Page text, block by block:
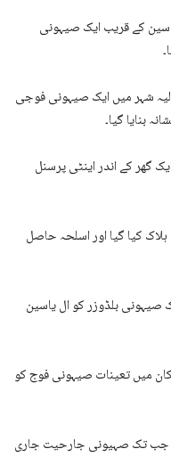
یاسین کے قریب ایک صیہونی
شہر میں ایک صیہونی فوجی
بنایا گیا۔
گھر کے اندر اینٹی پرسنل
ہلاک کیا گیا اور اسلحہ حاصل
صیہونی بلڈوزر کو ال یاسین
میں تعینات صیہونی فوج کو
کہ جب تک صہیونی جارحیت جاری